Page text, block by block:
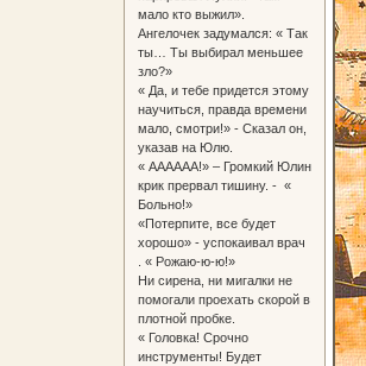
мало кто выжил».
Ангелочек задумался: « Так
ты… Ты выбирал меньшее
зло?»
« Да, и тебе придется этому
научиться, правда времени
мало, смотри!» - Сказал он,
указав на Юлю.
« АААААА!» – Громкий Юлин
крик прервал тишину. - «
Больно!»
«Потерпите, все будет
хорошо» - успокаивал врач
. « Рожаю-ю-ю!»
Ни сирена, ни мигалки не
помогали проехать скорой в
плотной пробке.
« Головка! Срочно
инструменты! Будет